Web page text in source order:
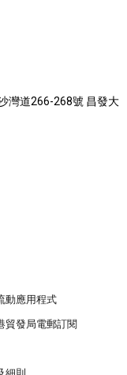
灣道266-268號 昌發大
動應用程式
貿發局電郵訂閱